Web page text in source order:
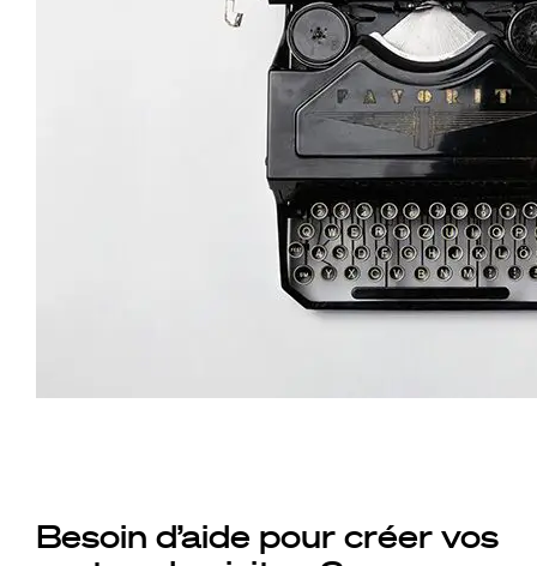
Besoin d’aide pour créer vos